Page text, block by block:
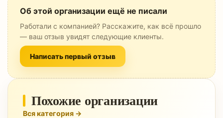
Об этой организации ещё не писали
Работали с компанией? Расскажите, как всё прошло
— ваш отзыв увидят следующие клиенты.
Написать первый отзыв
Похожие организации
Вся категория →